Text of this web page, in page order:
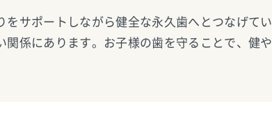
サポートしながら健全な永久歯へとつなげてい
係にあります。お子様の歯を守ることで、健や